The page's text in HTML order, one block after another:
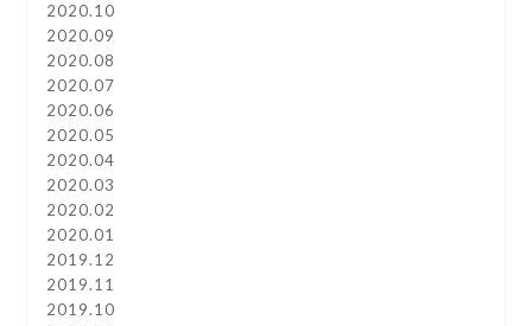
2020.10
2020.09
2020.08
2020.07
2020.06
2020.05
2020.04
2020.03
2020.02
2020.01
2019.12
2019.11
2019.10